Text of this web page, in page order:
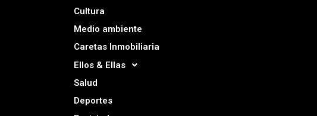
Cultura
Medio ambiente
Caretas Inmobiliaria
Ellos & Ellas
Salud
Deportes